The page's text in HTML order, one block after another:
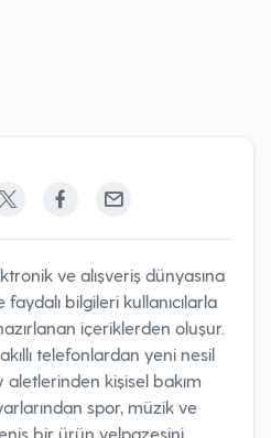
ve alışveriş dünyasına
bilgileri kullanıcılarla
içeriklerden oluşur.
telefonlardan yeni nesil
kişisel bakım
spor, müzik ve
bir ürün yelpazesini